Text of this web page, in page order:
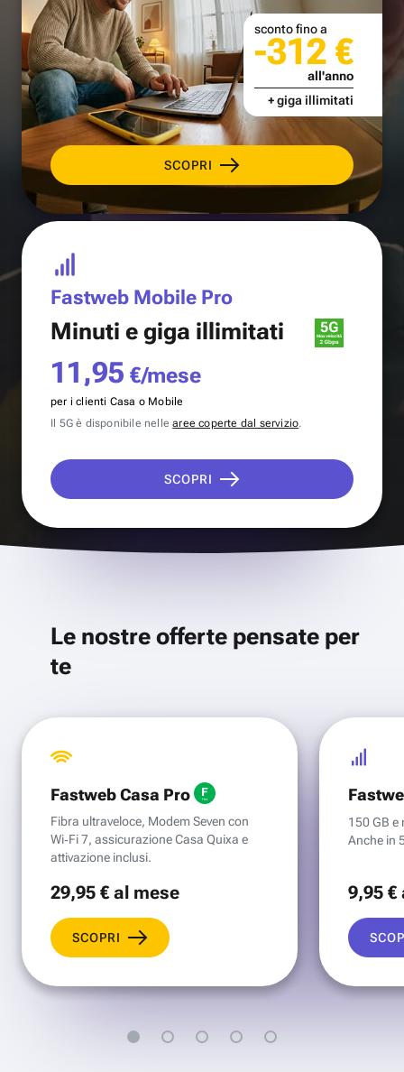
SCOPRI
sconto fino a
-312 €
all'anno
+ giga illimitati
Fastweb Mobile Pro
Minuti e giga illimitati
11,95 €/mese
per i clienti Casa o Mobile
Il 5G è disponibile nellearee coperte dal servizio.
SCOPRI
Le nostre offerte pensate per
te
Fastweb Casa Pro
Fibra ultraveloce, Modem Seven con
Wi‑Fi 7, assicurazione Casa Quixa e
attivazione inclusi.
29,95 €al mese
SCOPRI
150 GB e
Anche in
9,95 €